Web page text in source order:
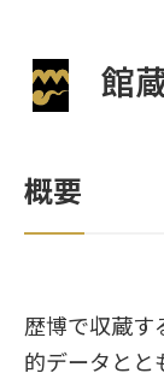
館
概要
歴博で収蔵す
的データとと